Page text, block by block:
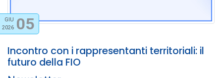
GIU
2026 05
Incontro con i rappresentanti territoriali: il
futuro della FIO